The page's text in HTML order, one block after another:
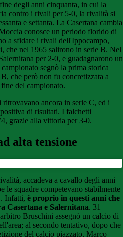
degli anni cinquanta, in cui la
contro i rivali per 5-0, la rivalità si
e settanta. La Casertana cambia
conosce un periodo florido di
a sfidare i rivali dell'Ippocampo,
che nel 1965 salirono in serie B. Nel
per 2-0, e guadagnarono un
segnò la prima storica
che però non fu concretizzata a
del campionato.
ritrovavano ancora in serie C, ed i
di risultati. I falchetti
grazie alla vittoria per 3-0.
alta tensione
accadeva a cavallo degli anni
le squadre competevano stabilmente
Infatti, è proprio in questi anni che
Casertana e Salernitana. 31
Bruschini assegnò un calcio di
al secondo tentativo, dopo che
del calcio piazzato, Marco